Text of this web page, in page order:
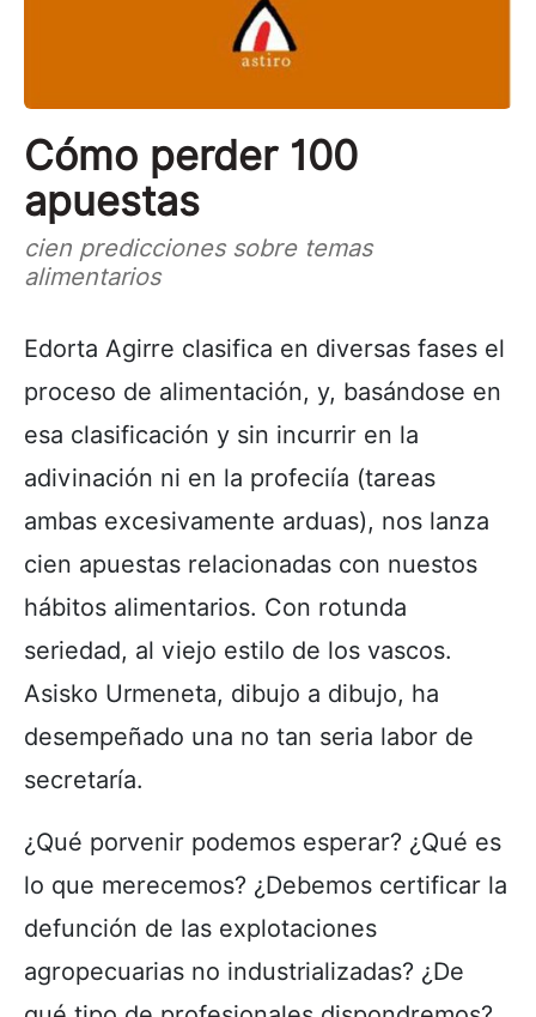
Cómo perder 100
apuestas
cien predicciones sobre temas
alimentarios
Edorta Agirre clasifica en diversas fases el
proceso de alimentación, y, basándose en
esa clasificación y sin incurrir en la
adivinación ni en la profeciía (tareas
ambas excesivamente arduas), nos lanza
cien apuestas relacionadas con nuestos
hábitos alimentarios. Con rotunda
seriedad, al viejo estilo de los vascos.
Asisko Urmeneta, dibujo a dibujo, ha
desempeñado una no tan seria labor de
secretaría.
¿Qué porvenir podemos esperar? ¿Qué es
lo que merecemos? ¿Debemos certificar la
defunción de las explotaciones
agropecuarias no industrializadas? ¿De